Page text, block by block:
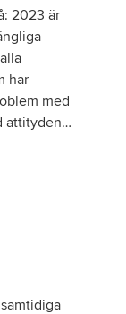
2023 är
har
med
attityden…